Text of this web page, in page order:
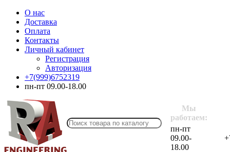
О нас
Доставка
Оплата
Контакты
Личный кабинет
Регистрация
Авторизация
+7(999)6752319
пн-пт 09.00-18.00
Мы
работаем:
пн-пт
09.00-
18.00